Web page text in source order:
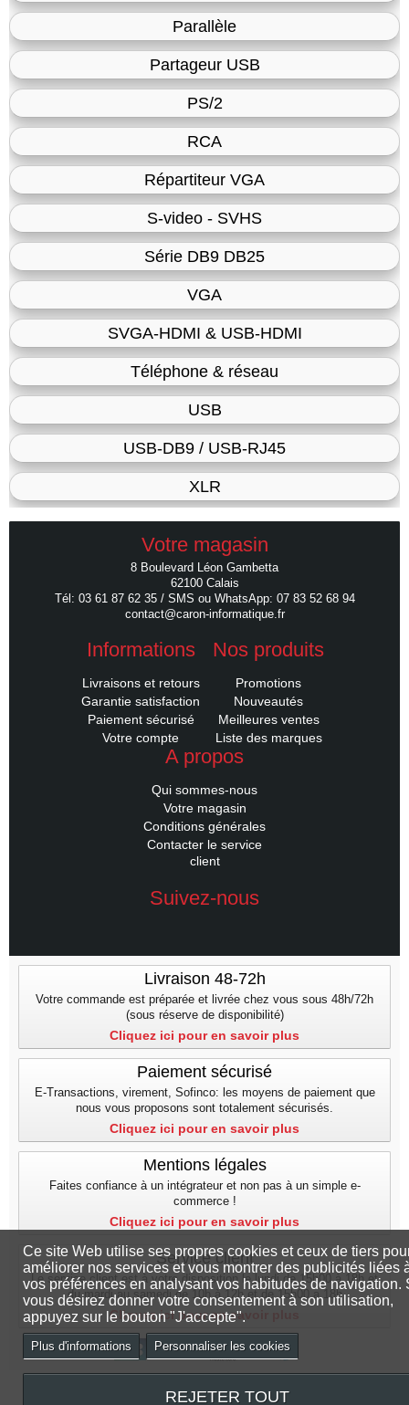
Parallèle
Partageur USB
PS/2
RCA
Répartiteur VGA
S-video - SVHS
Série DB9 DB25
VGA
SVGA-HDMI & USB-HDMI
Téléphone & réseau
USB
USB-DB9 / USB-RJ45
XLR
Votre magasin
8 Boulevard Léon Gambetta
62100 Calais
Tél: 03 61 87 62 35 / SMS ou WhatsApp: 07 83 52 68 94
contact@caron-informatique.fr
Informations
Livraisons et retours
Garantie satisfaction
Paiement sécurisé
Votre compte
Nos produits
Promotions
Nouveautés
Meilleures ventes
Liste des marques
A propos
Qui sommes-nous
Votre magasin
Conditions générales
Contacter le service
client
Suivez-nous
Livraison 48-72h
Votre commande est préparée et livrée chez vous sous 48h/72h
(sous réserve de disponibilité)
Cliquez ici pour en savoir plus
Paiement sécurisé
E-Transactions, virement, Sofinco: les moyens de paiement que
nous vous proposons sont totalement sécurisés.
Cliquez ici pour en savoir plus
Mentions légales
Faites confiance à un intégrateur et non pas à un simple e-
commerce !
Cliquez ici pour en savoir plus
Service client
Le service client est à votre disposition le lundi de 15h00 à 18h et
du mardi au samedi de 10h à 12h et de 15h00 a 18h
Cliquez ici pour en savoir plus
Ce site Web utilise ses propres cookies et ceux de tiers
améliorer nos services et vous montrer des publicités liées
vos préférences en analysant vos habitudes de navigation.
vous désirez donner votre consentement à son utilisation,
appuyez sur le bouton "J'accepte".
Plus d'informations Personnaliser les cookies
REJETER TOUT